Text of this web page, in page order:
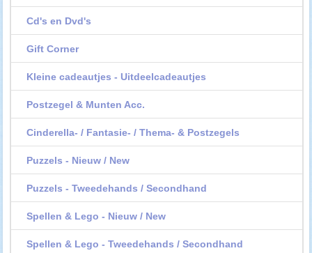
Cd's en Dvd's
Gift Corner
Kleine cadeautjes - Uitdeelcadeautjes
Postzegel & Munten Acc.
Cinderella- / Fantasie- / Thema- & Postzegels
Puzzels - Nieuw / New
Puzzels - Tweedehands / Secondhand
Spellen & Lego - Nieuw / New
Spellen & Lego - Tweedehands / Secondhand